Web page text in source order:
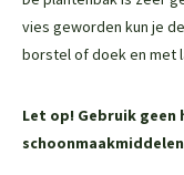
vies geworden kun je
borstel of doek en met
Let op! Gebruik